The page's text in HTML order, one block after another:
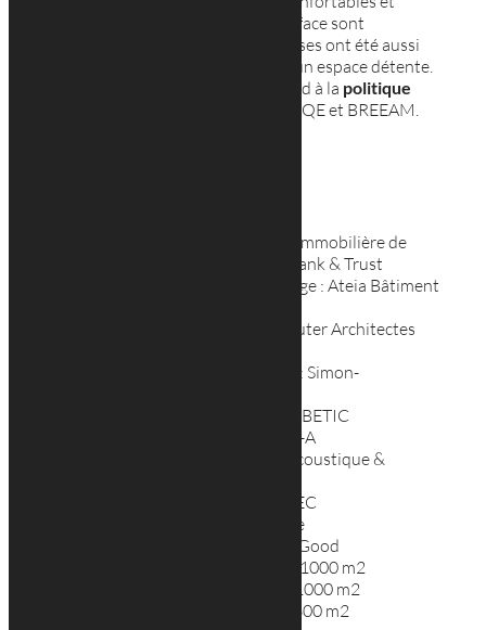
lumineux. Au total, 9 700m2 de surface sont
développés. De nombreuses terrasses ont été aussi
pensées à plusieurs endroits pour un espace détente.
Pour finir, cette construction répond à la politique
avec l’obtention du certificat HQE et BREEAM.
Maître de l’ouvrage : Société immobilière de
l’Arsenal ; Société Générale Bank & Trust
Assistant et maître de l’ouvrage : Ateia Bâtiment
Maître d’œuvre : Georges Reuter Architectes
Bureau d’études statistiques : Simon-
Bureau d’études techniques : BETIC
Ingénierie de l’enveloppe : VS-A
Ingénierie de l’acoustique : Acoustique &
Bureau de contrôle : SOCOTEC
Certification HQE : excellente
Certification BREEAM : very Good
Volume bâtiment pondéré : 41000 m2
Surface hors œuvre brute : 11000 m2
Surface hors œuvre nette : 9600 m2